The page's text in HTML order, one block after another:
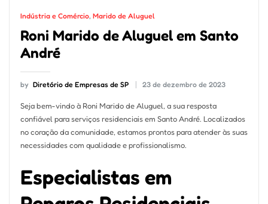
Indústria e Comércio, Marido de Aluguel
Roni Marido de Aluguel em Santo
André
by Diretório de Empresas de SP 23 de dezembro de 2023
Seja bem-vindo à Roni Marido de Aluguel, a sua resposta
confiável para serviços residenciais em Santo André. Localizados
no coração da comunidade, estamos prontos para atender às suas
necessidades com qualidade e profissionalismo.
Especialistas em